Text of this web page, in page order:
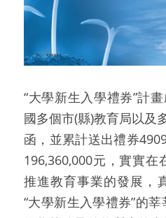
“大學新生入學禮券”計
國多個市(縣)教育局以及
函，並累計送出禮券
196,360,000元，實實
推進教育事業的發展，
“大學新生入學禮券”的